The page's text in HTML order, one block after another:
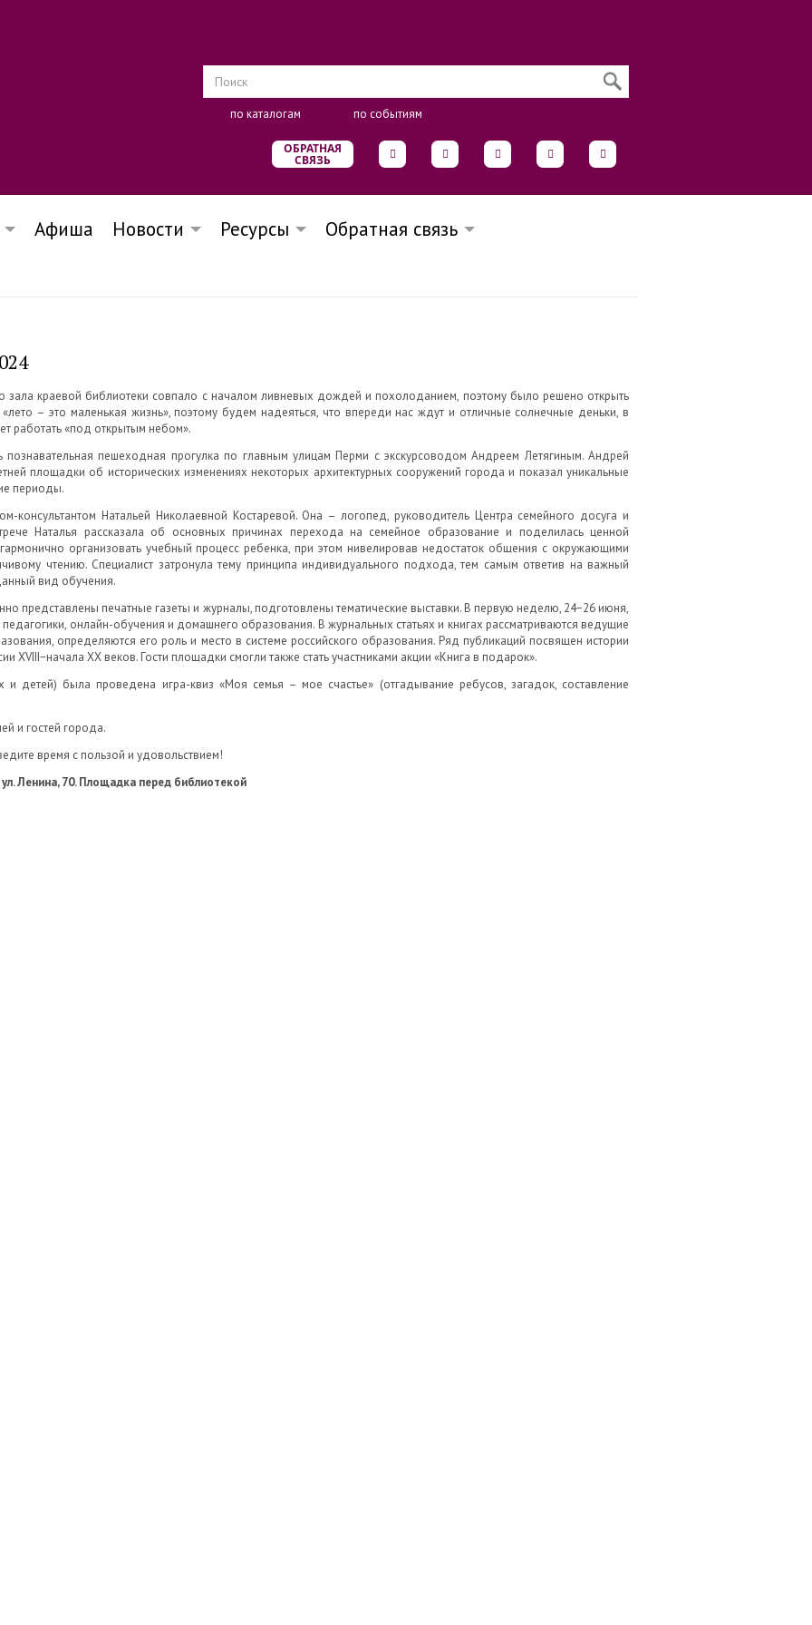
по каталогам по событиям
ОБРАТНАЯ
СВЯЗЬ
Афиша Новости Ресурсы Обратная связь
зала краевой библиотеки совпало с началом ливневых дождей и похолоданием, поэтому было решено открыть
– это маленькая жизнь», поэтому будем надеяться, что впереди нас ждут и отличные солнечные деньки, в
работать «под открытым небом».
пешеходная прогулка по главным улицам Перми с экскурсоводом Андреем Летягиным. Андрей
площадки об исторических изменениях некоторых архитектурных сооружений города и показал уникальные
периоды.
консультантом Натальей Николаевной Костаревой. Она – логопед, руководитель Центра семейного досуга и
Наталья рассказала об основных причинах перехода на семейное образование и поделилась ценной
организовать учебный процесс ребенка, при этом нивелировав недостаток общения с окружающими
чтению. Специалист затронула тему принципа индивидуального подхода, тем самым ответив на важный
вид обучения.
представлены печатные газеты и журналы, подготовлены тематические выставки. В первую неделю, 24−26 июня,
онлайн-обучения и домашнего образования. В журнальных статьях и книгах рассматриваются ведущие
определяются его роль и место в системе российского образования. Ряд публикаций посвящен истории
XVIII−начала XX веков. Гости площадки смогли также стать участниками акции «Книга в подарок».
была проведена игра-квиз «Моя семья – мое счастье» (отгадывание ребусов, загадок, составление
и гостей города.
время с пользой и удовольствием!
Ленина, 70. Площадка перед библиотекой